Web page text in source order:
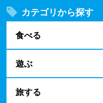
カテゴリから探す
食べる
遊ぶ
旅する